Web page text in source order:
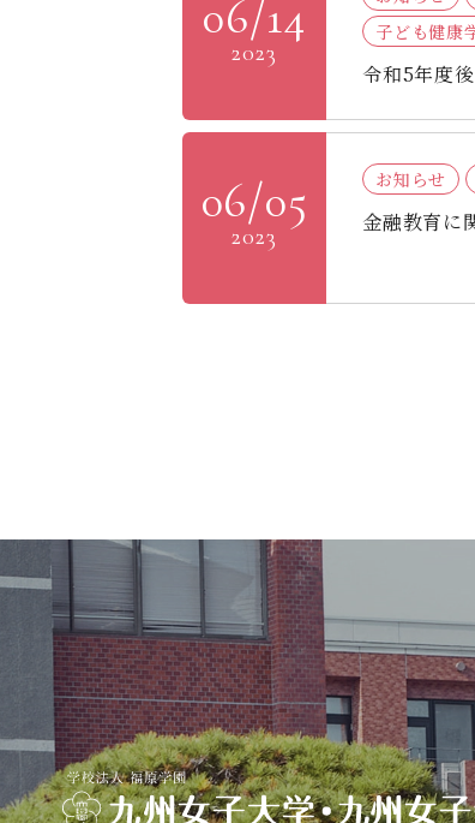
06/14
2023
子ども健康
令和5年度
06/05
2023
お知らせ
金融教育に